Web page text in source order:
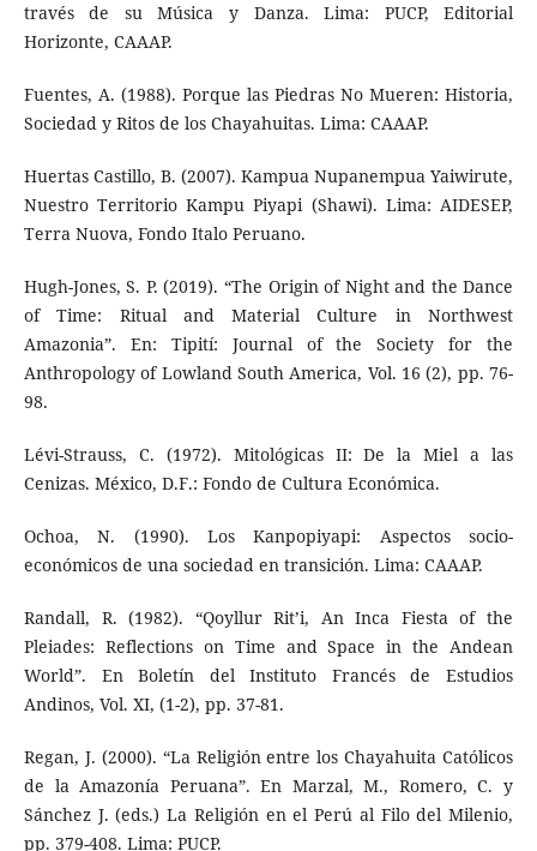
través de su Música y Danza. Lima: PUCP, Editorial
Horizonte, CAAAP.
Fuentes, A. (1988). Porque las Piedras No Mueren: Historia,
Sociedad y Ritos de los Chayahuitas. Lima: CAAAP.
Huertas Castillo, B. (2007). Kampua Nupanempua Yaiwirute,
Nuestro Territorio Kampu Piyapi (Shawi). Lima: AIDESEP,
Terra Nuova, Fondo Italo Peruano.
Hugh-Jones, S. P. (2019). “The Origin of Night and the Dance
of Time: Ritual and Material Culture in Northwest
Amazonia”. En: Tipití: Journal of the Society for the
Anthropology of Lowland South America, Vol. 16 (2), pp. 76-
98.
Lévi-Strauss, C. (1972). Mitológicas II: De la Miel a las
Cenizas. México, D.F.: Fondo de Cultura Económica.
Ochoa, N. (1990). Los Kanpopiyapi: Aspectos socio-
económicos de una sociedad en transición. Lima: CAAAP.
Randall, R. (1982). “Qoyllur Rit’i, An Inca Fiesta of the
Pleiades: Reflections on Time and Space in the Andean
World”. En Boletín del Instituto Francés de Estudios
Andinos, Vol. XI, (1-2), pp. 37-81.
Regan, J. (2000). “La Religión entre los Chayahuita Católicos
de la Amazonía Peruana”. En Marzal, M., Romero, C. y
Sánchez J. (eds.) La Religión en el Perú al Filo del Milenio,
pp. 379-408. Lima: PUCP.